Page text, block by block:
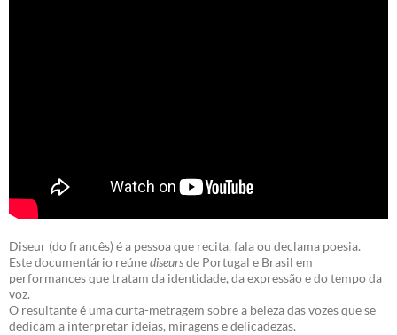
Diseur (do francês) é a pessoa que recita, fala ou declama poesia.
Este documentário reúnediseursde Portugal e Brasil em
performances que tratam da identidade, da expressão e do tempo da
voz.
O resultante é uma curta-metragem sobre a beleza das vozes que se
dedicam a interpretar ideias, miragens e delicadezas.